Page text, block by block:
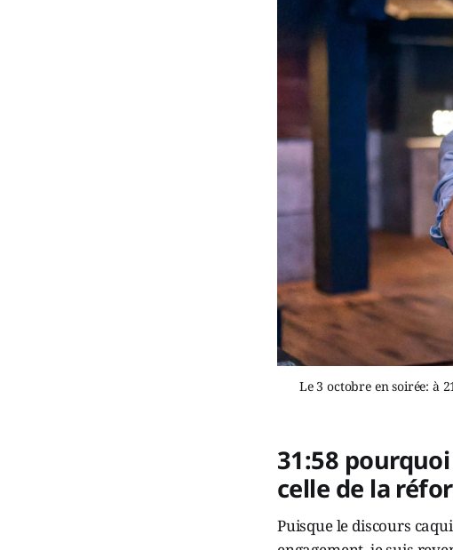
Le 3 octobre en soirée: à
31:58
celle de la
Puisque le discours